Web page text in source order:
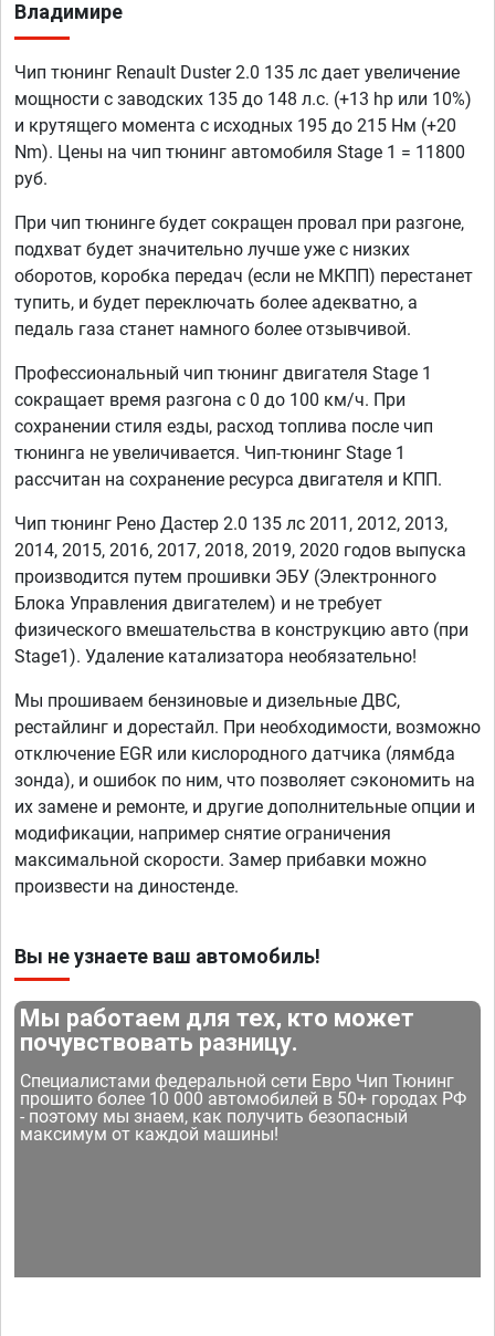
Владимире
Чип тюнинг Renault Duster 2.0 135 лс дает увеличение
мощности с заводских 135 до 148 л.с. (+13 hp или 10%)
и крутящего момента с исходных 195 до 215 Нм (+20
Nm). Цены на чип тюнинг автомобиля Stage 1 = 11800
руб.
При чип тюнинге будет сокращен провал при разгоне,
подхват будет значительно лучше уже с низких
оборотов, коробка передач (если не МКПП) перестанет
тупить, и будет переключать более адекватно, а
педаль газа станет намного более отзывчивой.
Профессиональный чип тюнинг двигателя Stage 1
сокращает время разгона с 0 до 100 км/ч. При
сохранении стиля езды, расход топлива после чип
тюнинга не увеличивается. Чип-тюнинг Stage 1
рассчитан на сохранение ресурса двигателя и КПП.
Чип тюнинг Рено Дастер 2.0 135 лс 2011, 2012, 2013,
2014, 2015, 2016, 2017, 2018, 2019, 2020 годов выпуска
производится путем прошивки ЭБУ (Электронного
Блока Управления двигателем) и не требует
физического вмешательства в конструкцию авто (при
Stage1). Удаление катализатора необязательно!
Мы прошиваем бензиновые и дизельные ДВС,
рестайлинг и дорестайл. При необходимости, возможно
отключение EGR или кислородного датчика (лямбда
зонда), и ошибок по ним, что позволяет сэкономить на
их замене и ремонте, и другие дополнительные опции и
модификации, например снятие ограничения
максимальной скорости. Замер прибавки можно
произвести на диностенде.
Вы не узнаете ваш автомобиль!
Мы работаем для тех, кто может
почувствовать разницу.
Специалистами федеральной сети Евро Чип Тюнинг
прошито более 10 000 автомобилей в 50+ городах РФ
- поэтому мы знаем, как получить безопасный
максимум от каждой машины!